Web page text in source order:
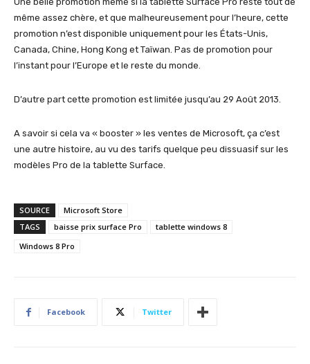
même assez chère, et que malheureusement pour l’heure, cette
promotion n’est disponible uniquement pour les États-Unis,
Canada, Chine, Hong Kong et Taïwan. Pas de promotion pour
l’instant pour l’Europe et le reste du monde.
D’autre part cette promotion est limitée jusqu’au 29 Août 2013.
A savoir si cela va « booster » les ventes de Microsoft, ça c’est
une autre histoire, au vu des tarifs quelque peu dissuasif sur les
modèles Pro de la tablette Surface.
SOURCE
Microsoft Store
TAGS
baisse prix surface Pro
tablette windows 8
Windows 8 Pro
Facebook Twitter